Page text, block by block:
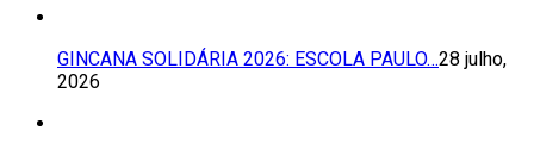
GINCANA SOLIDÁRIA 2026: ESCOLA PAULO…28 julho,
2026